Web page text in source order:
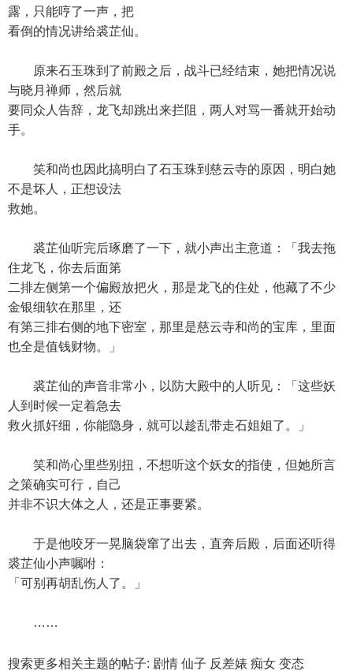
露，只能哼了一声，把
看倒的情况讲给裘芷仙。
原来石玉珠到了前殿之后，战斗已经结束，她把情况说
与晓月禅师，然后就
要同众人告辞，龙飞却跳出来拦阻，两人对骂一番就开始动
手。
笑和尚也因此搞明白了石玉珠到慈云寺的原因，明白她
不是坏人，正想设法
救她。
裘芷仙听完后琢磨了一下，就小声出主意道：「我去拖
住龙飞，你去后面第
二排左侧第一个偏殿放把火，那是龙飞的住处，他藏了不少
金银细软在那里，还
有第三排右侧的地下密室，那里是慈云寺和尚的宝库，里面
也全是值钱财物。」
裘芷仙的声音非常小，以防大殿中的人听见：「这些妖
人到时候一定着急去
救火抓奸细，你能隐身，就可以趁乱带走石姐姐了。」
笑和尚心里些别扭，不想听这个妖女的指使，但她所言
之策确实可行，自己
并非不识大体之人，还是正事要紧。
于是他咬牙一晃脑袋窜了出去，直奔后殿，后面还听得
裘芷仙小声嘱咐：
「可别再胡乱伤人了。」
……
搜索更多相关主题的帖子: 剧情 仙子 反差婊 痴女 变态